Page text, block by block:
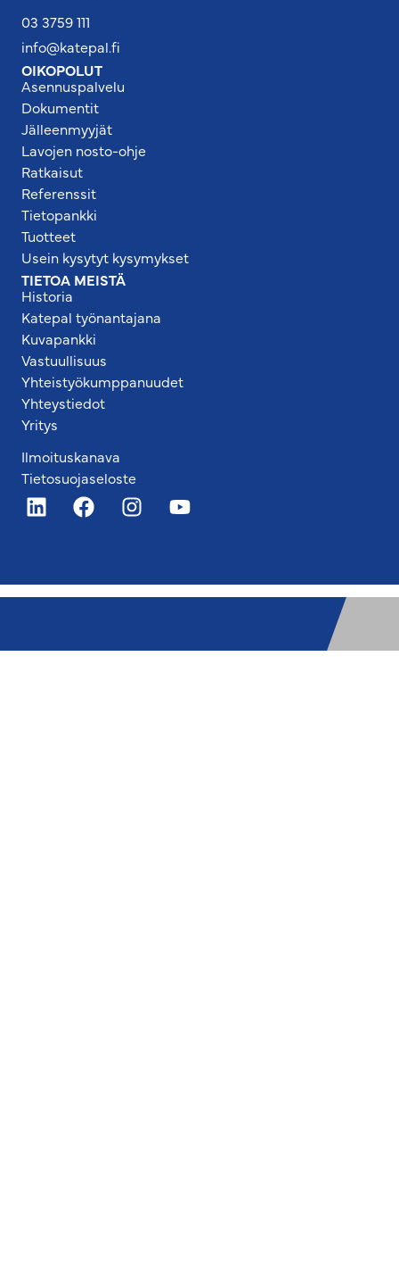
03 3759 111
info@katepal.fi
OIKOPOLUT
Asennuspalvelu
Dokumentit
Jälleenmyyjät
Lavojen nosto-ohje
Ratkaisut
Referenssit
Tietopankki
Tuotteet
Usein kysytyt kysymykset
TIETOA MEISTÄ
Historia
Katepal työnantajana
Kuvapankki
Vastuullisuus
Yhteistyökumppanuudet
Yhteystiedot
Yritys
Ilmoituskanava
Tietosuojaseloste